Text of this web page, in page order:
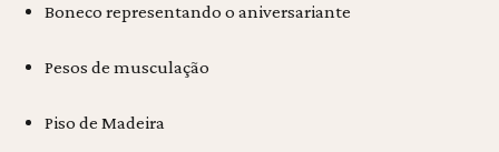
Boneco representando o aniversariante
Pesos de musculação
Piso de Madeira